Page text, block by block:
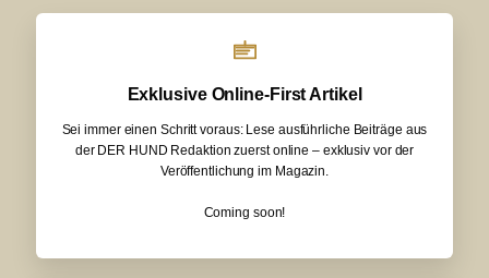
Exklusive Online-First Artikel
Sei immer einen Schritt voraus: Lese ausführliche Beiträge aus
der DER HUND Redaktion zuerst online – exklusiv vor der
Veröffentlichung im Magazin.
Coming soon!